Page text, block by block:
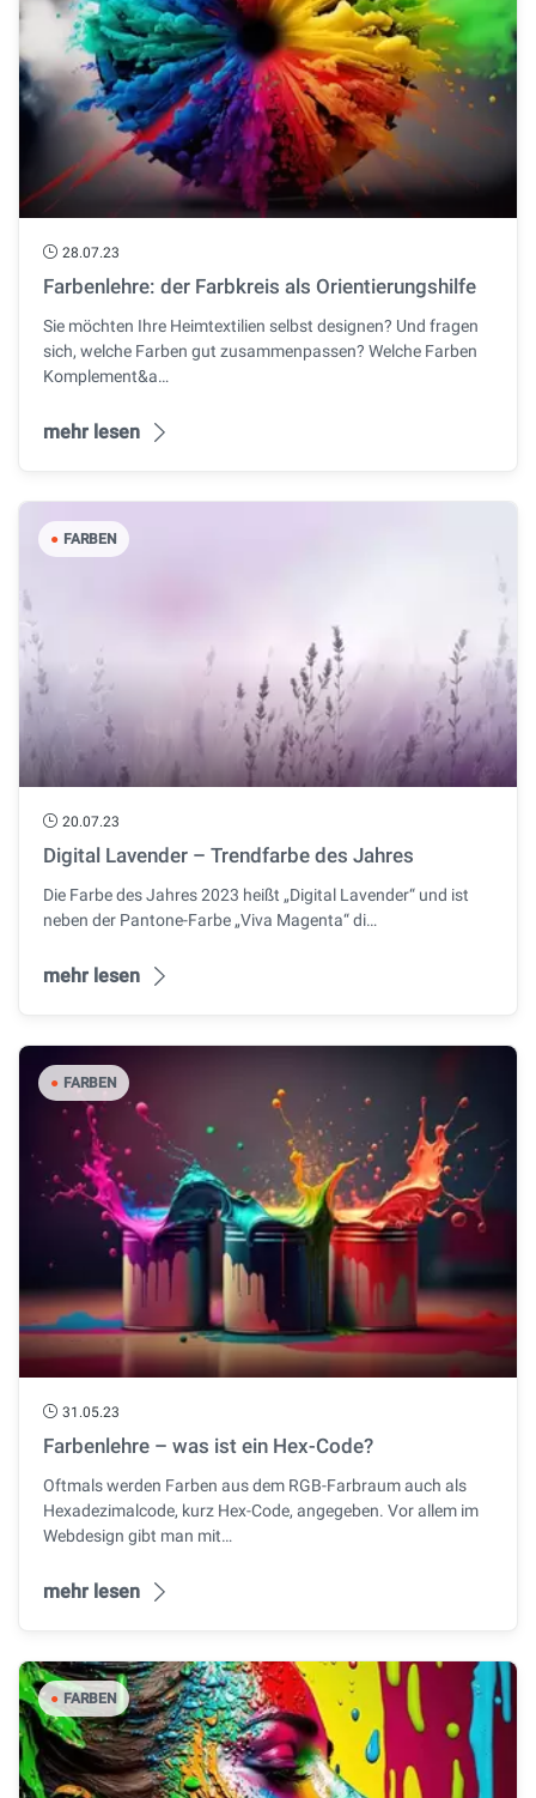
28.07.23
Farbenlehre: der Farbkreis als Orientierungshilfe
Sie möchten Ihre Heimtextilien selbst designen? Und fragen
sich, welche Farben gut zusammenpassen? Welche Farben
Komplement&a…
mehr lesen
● FARBEN
20.07.23
Digital Lavender – Trendfarbe des Jahres
Die Farbe des Jahres 2023 heißt „Digital Lavender“ und ist
neben der Pantone-Farbe „Viva Magenta“ di…
mehr lesen
● FARBEN
31.05.23
Farbenlehre – was ist ein Hex-Code?
Oftmals werden Farben aus dem RGB-Farbraum auch als
Hexadezimalcode, kurz Hex-Code, angegeben. Vor allem im
Webdesign gibt man mit…
mehr lesen
● FARBEN